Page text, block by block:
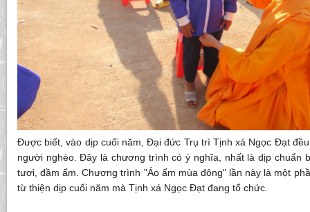
Được biết, vào dịp cuối năm, Đại đức Trụ trì Tịnh xá Ngọc Đạt
người nghèo. Đây là chương trình có ý nghĩa, nhất là dịp chuẩn
tươi, đầm ấm. Chương trình "Áo ấm mùa đông" lần này là một
từ thiện dịp cuối năm mà Tịnh xá Ngọc Đạt đang tổ chức.